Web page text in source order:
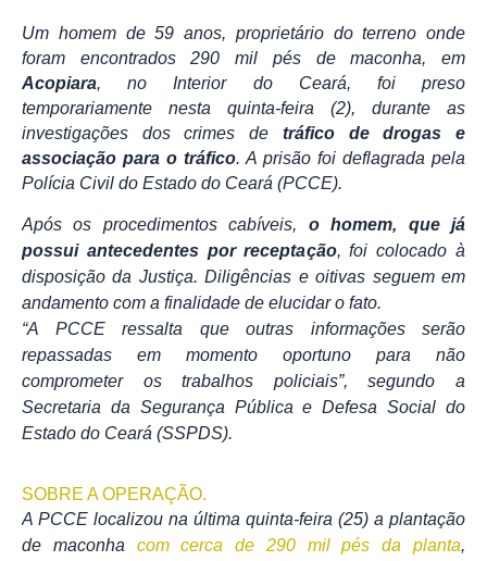
Um homem de 59 anos, proprietário do terreno onde
foram encontrados 290 mil pés de maconha, em
Acopiara, no Interior do Ceará, foi preso
temporariamente nesta quinta-feira (2), durante as
investigações dos crimes de
tráfico de drogas e
associação para o tráfico. A prisão foi deflagrada pela
Polícia Civil do Estado do Ceará (PCCE).
Após os procedimentos cabíveis, o homem, que já
possui antecedentes por receptação, foi colocado à
disposição da Justiça. Diligências e oitivas seguem em
andamento com a finalidade de elucidar o fato.
“A PCCE ressalta que outras informações serão
repassadas em momento oportuno para não
comprometer os trabalhos policiais”, segundo a
Secretaria da Segurança Pública e Defesa Social do
Estado do Ceará (SSPDS).
SOBRE A OPERAÇÃO.
A PCCE localizou na última quinta-feira (25) a plantação
de maconha com cerca de 290 mil pés da planta,